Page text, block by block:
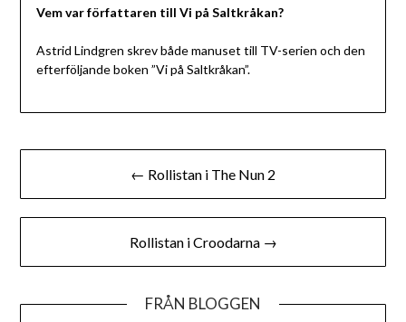
Vem var författaren till Vi på Saltkråkan?
Astrid Lindgren skrev både manuset till TV-serien och den
efterföljande boken ”Vi på Saltkråkan”.
Inläggsnavigering
← Rollistan i The Nun 2
Rollistan i Croodarna →
FRÅN BLOGGEN